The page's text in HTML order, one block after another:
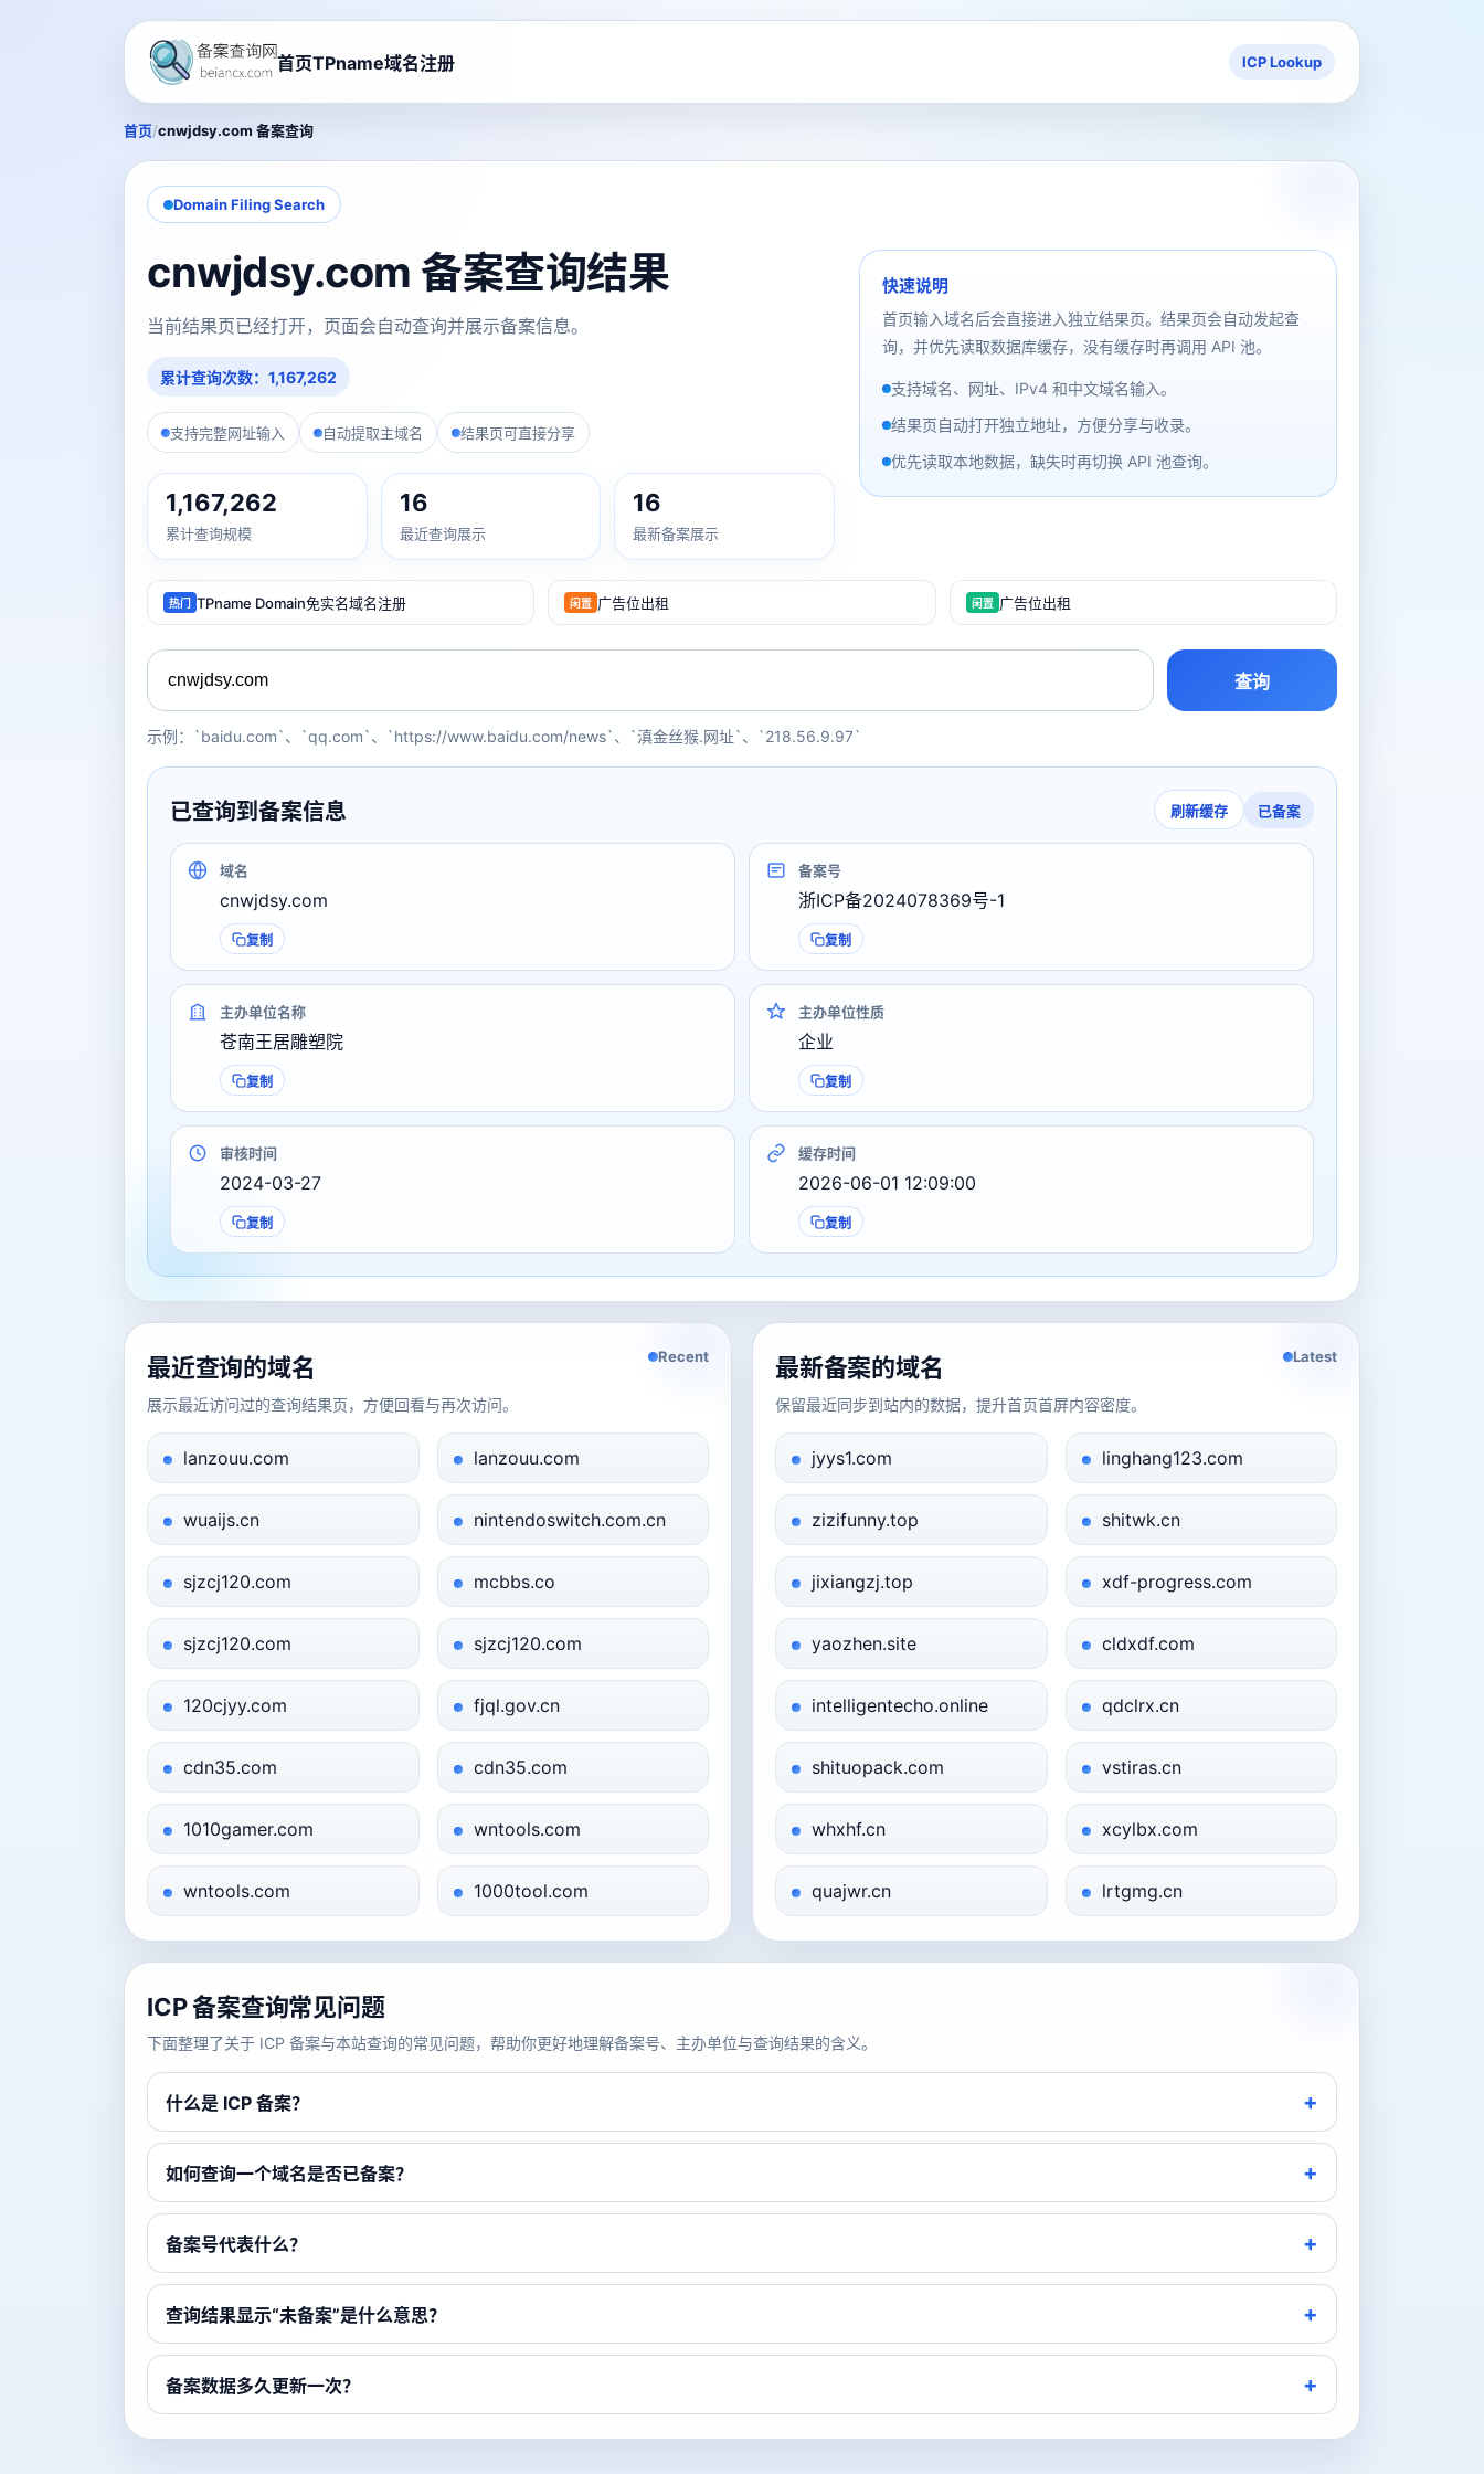
首页TPname域名注册 ICP Lookup
首页/cnwjdsy.com 备案查询
Domain Filing Search
cnwjdsy.com 备案查询结果
当前结果页已经打开，页面会自动查询并展示备案信息。
累计查询次数：1,167,262
支持完整网址输入 自动提取主域名 结果页可直接分享
1,167,262
累计查询规模
16
最近查询展示
16
最新备案展示
快速说明
首页输入域名后会直接进入独立结果页。结果页会自动发起查
询，并优先读取数据库缓存，没有缓存时再调用 API 池。
支持域名、网址、IPv4 和中文域名输入。
结果页自动打开独立地址，方便分享与收录。
优先读取本地数据，缺失时再切换 API 池查询。
热门 TPname Domain免实名域名注册 闲置 广告位出租 闲置 广告位出租
查询
示例：`baidu.com`、`qq.com`、`https://www.baidu.com/news`、`滇金丝猴.网址`、`218.56.9.97`
已查询到备案信息 刷新缓存 已备案
域名
cnwjdsy.com
复制
备案号
浙ICP备2024078369号-1
复制
主办单位名称
苍南王居雕塑院
复制
主办单位性质
企业
复制
审核时间
2024-03-27
复制
缓存时间
2026-06-01 12:09:00
复制
最近查询的域名
展示最近访问过的查询结果页，方便回看与再次访问。
Recent
lanzouu.com lanzouu.com
wuaijs.cn nintendoswitch.com.cn
sjzcj120.com mcbbs.co
sjzcj120.com sjzcj120.com
120cjyy.com fjql.gov.cn
cdn35.com cdn35.com
1010gamer.com wntools.com
wntools.com 1000tool.com
最新备案的域名
保留最近同步到站内的数据，提升首页首屏内容密度。
Latest
jyys1.com linghang123.com
zizifunny.top shitwk.cn
jixiangzj.top xdf-progress.com
yaozhen.site cldxdf.com
intelligentecho.online qdclrx.cn
shituopack.com vstiras.cn
whxhf.cn xcylbx.com
quajwr.cn lrtgmg.cn
ICP 备案查询常见问题
下面整理了关于 ICP 备案与本站查询的常见问题，帮助你更好地理解备案号、主办单位与查询结果的含义。
什么是 ICP 备案？
如何查询一个域名是否已备案？
备案号代表什么？
查询结果显示“未备案”是什么意思？
备案数据多久更新一次？